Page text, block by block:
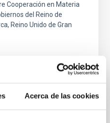
Acerca de las cookies
Cooperación en Materia
del Reino de
Reino Unido de Gran
SOBRE COOPERACIÓN EN